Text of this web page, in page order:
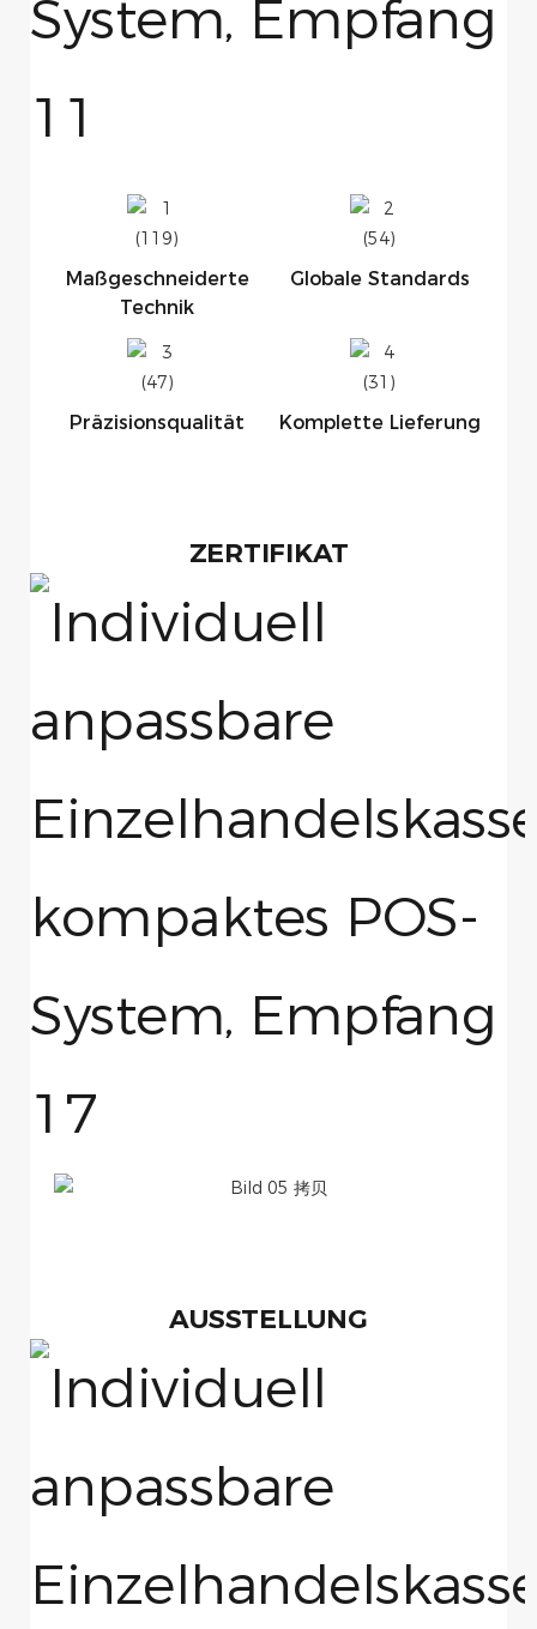
Maßgeschneiderte
Technik
Globale Standards
Präzisionsqualität Komplette Lieferung
ZERTIFIKAT
AUSSTELLUNG